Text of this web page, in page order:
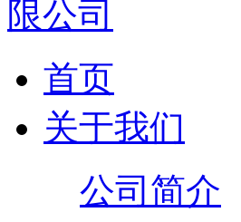
首页
关于我们
公司简介